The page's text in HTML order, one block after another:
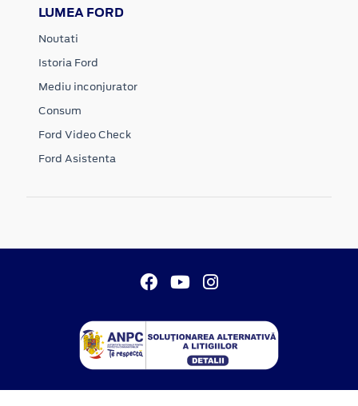
LUMEA FORD
Noutati
Istoria Ford
Mediu inconjurator
Consum
Ford Video Check
Ford Asistenta